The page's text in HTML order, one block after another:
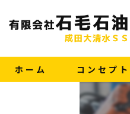
ホーム コンセプト